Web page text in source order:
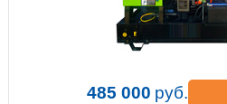
485 000 руб.